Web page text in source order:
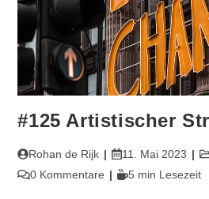
#125 Artistischer
Beitrags-
Autor:
Rohan de Rijk
Beitrag
veröffentlicht:
11. Mai 2023
Beitrags-
0 Kommentare Lesedauer:
5 min Lesezeit